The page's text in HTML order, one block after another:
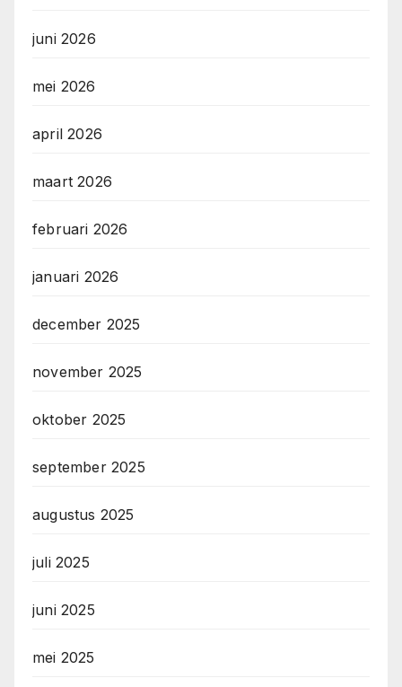
juni 2026
mei 2026
april 2026
maart 2026
februari 2026
januari 2026
december 2025
november 2025
oktober 2025
september 2025
augustus 2025
juli 2025
juni 2025
mei 2025